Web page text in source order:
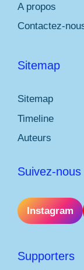
A propos
Contactez-
Sitemap
Sitemap
Timeline
Auteurs
Suivez-nous
Instagram
Supporters